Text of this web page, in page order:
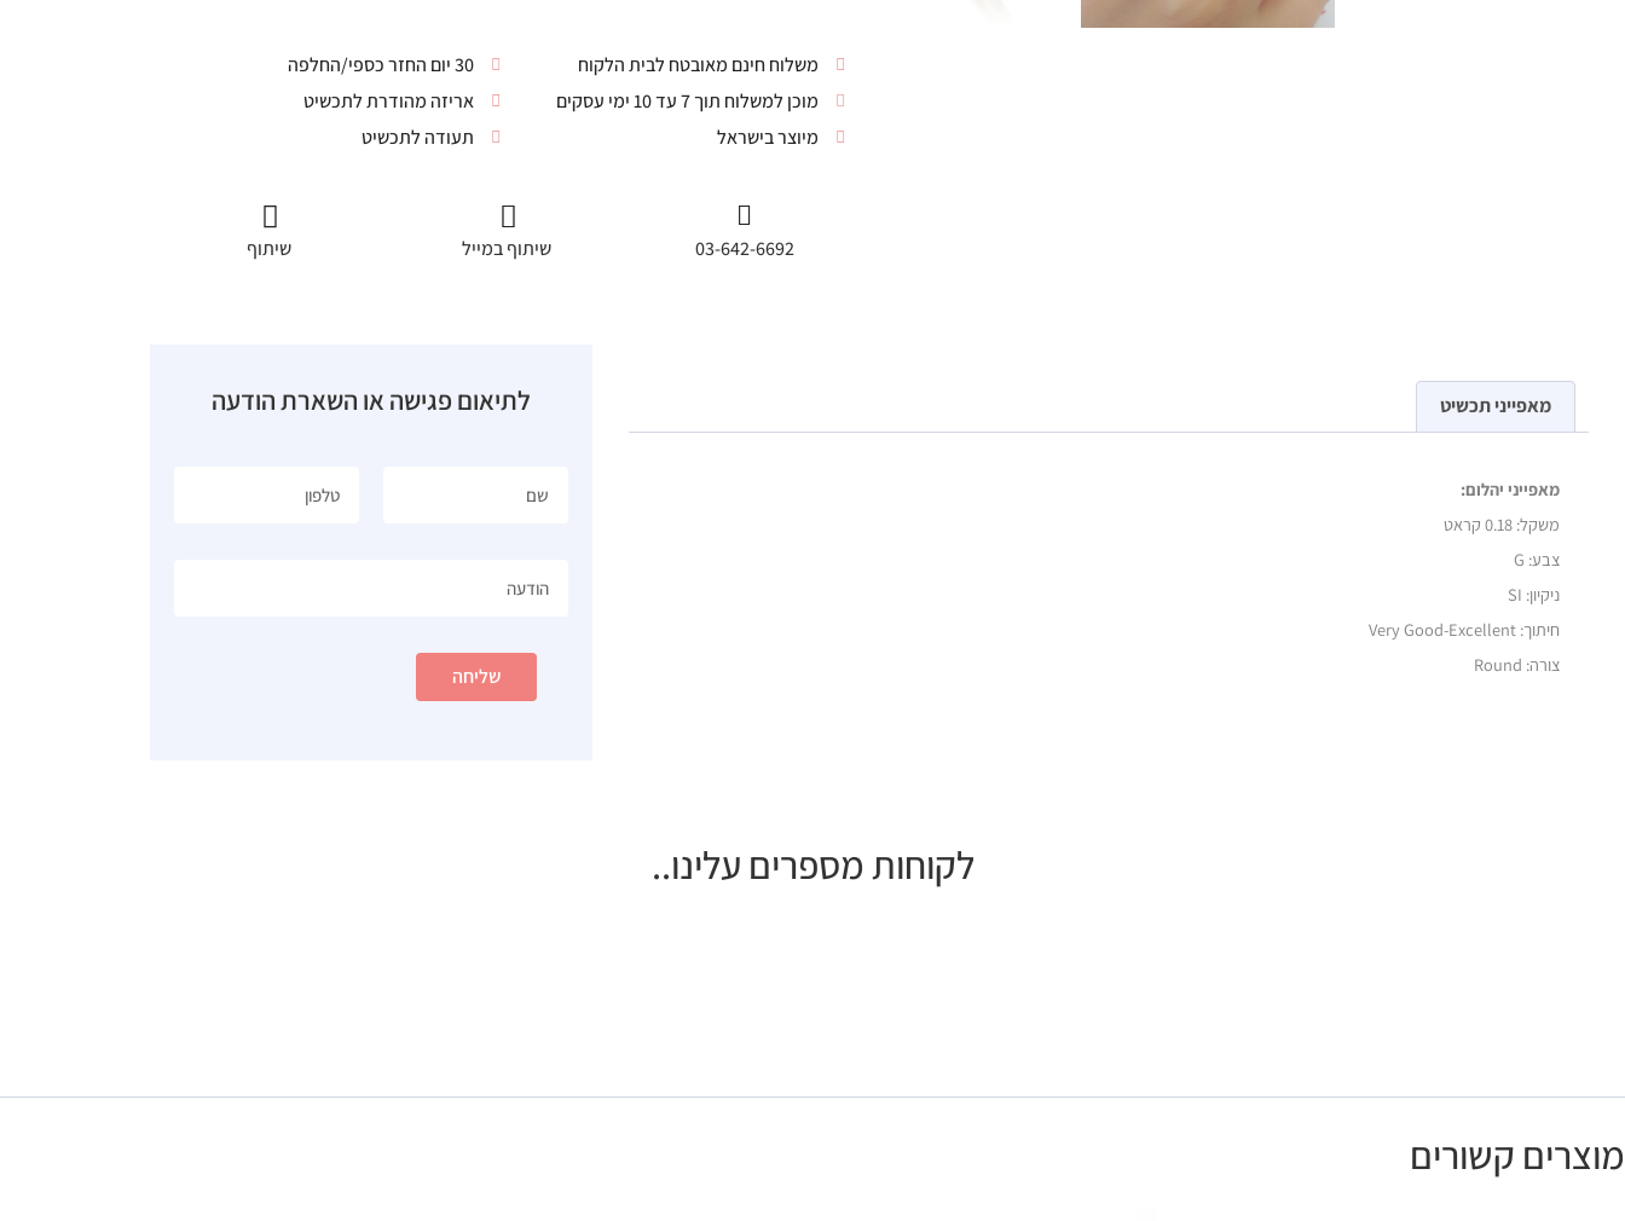
משלוח חינם מאובטח לבית הלקוח
מוכן למשלוח תוך 7 עד 10 ימי עסקים
מיוצר בישראל
30 יום החזר כספי/החלפה
אריזה מהודרת לתכשיט
תעודה לתכשיט
03-642-6692 שיתוף במייל שיתוף
מאפייני תכשיט
מאפייני יהלום:
משקל: 0.18 קראט
צבע: G
ניקיון: SI
חיתוך: Very Good-Excellent
צורה: Round
לתיאום פגישה או השארת הודעה
שליחה
לקוחות מספרים עלינו..
מוצרים קשורים